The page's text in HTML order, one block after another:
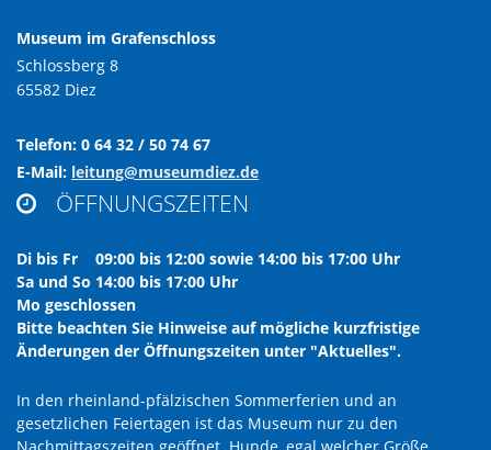
Museum im Grafenschloss
Schlossberg 8
65582 Diez
Telefon: 0 64 32 / 50 74 67
E-Mail: leitung@museumdiez.de
 ÖFFNUNGSZEITEN
Di bis Fr 09:00 bis 12:00 sowie 14:00 bis 17:00 Uhr
Sa und So 14:00 bis 17:00 Uhr
Mo geschlossen
Bitte beachten Sie Hinweise auf mögliche kurzfristige
Änderungen der Öffnungszeiten unter "Aktuelles".
In den rheinland-pfälzischen Sommerferien und an
gesetzlichen Feiertagen ist das Museum nur zu den